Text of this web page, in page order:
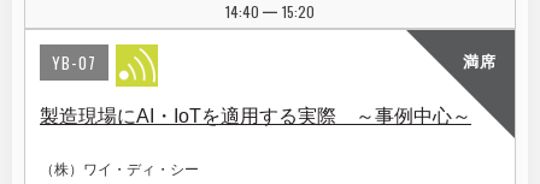
14:40 | 15:20
満席
YB-07
製造現場にAI・IoTを適用する実際 ～事例中心～
（株）ワイ・ディ・シー